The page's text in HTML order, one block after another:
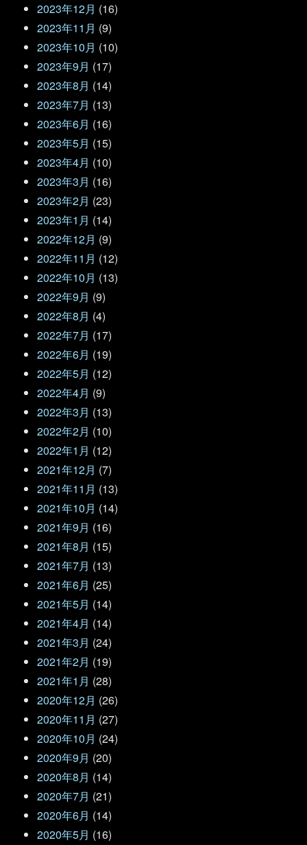
2023年12月 (16)
2023年11月 (9)
2023年10月 (10)
2023年9月 (17)
2023年8月 (14)
2023年7月 (13)
2023年6月 (16)
2023年5月 (15)
2023年4月 (10)
2023年3月 (16)
2023年2月 (23)
2023年1月 (14)
2022年12月 (9)
2022年11月 (12)
2022年10月 (13)
2022年9月 (9)
2022年8月 (4)
2022年7月 (17)
2022年6月 (19)
2022年5月 (12)
2022年4月 (9)
2022年3月 (13)
2022年2月 (10)
2022年1月 (12)
2021年12月 (7)
2021年11月 (13)
2021年10月 (14)
2021年9月 (16)
2021年8月 (15)
2021年7月 (13)
2021年6月 (25)
2021年5月 (14)
2021年4月 (14)
2021年3月 (24)
2021年2月 (19)
2021年1月 (28)
2020年12月 (26)
2020年11月 (27)
2020年10月 (24)
2020年9月 (20)
2020年8月 (14)
2020年7月 (21)
2020年6月 (14)
2020年5月 (16)